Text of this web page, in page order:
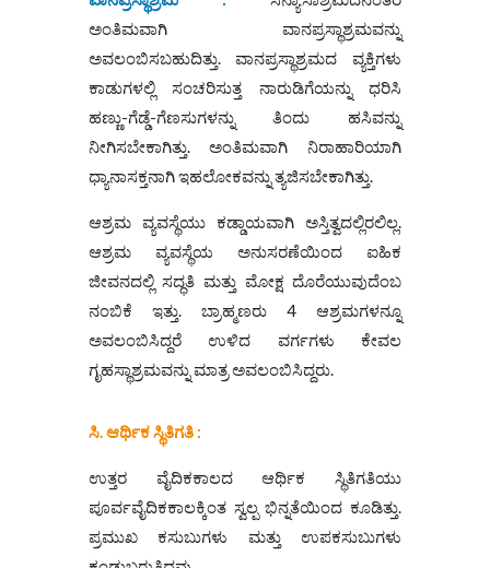
ಅಂತಿಮವಾಗಿ ವಾನಪ್ರಸ್ಥಾಶ್ರಮವನ್ನು
ಅವಲಂಬಿಸಬಹುದಿತ್ತು. ವಾನಪ್ರಸ್ಥಾಶ್ರಮದ ವ್ಯಕ್ತಿಗಳು
ಕಾಡುಗಳಲ್ಲಿ ಸಂಚರಿಸುತ್ತ ನಾರುಡಿಗೆಯನ್ನು ಧರಿಸಿ
ಹಣ್ಣು-ಗೆಡ್ಡೆ-ಗೆಣಸುಗಳನ್ನು ತಿಂದು ಹಸಿವನ್ನು
ನೀಗಿಸಬೇಕಾಗಿತ್ತು. ಅಂತಿಮವಾಗಿ ನಿರಾಹಾರಿಯಾಗಿ
ಧ್ಯಾನಾಸಕ್ತನಾಗಿ ಇಹಲೋಕವನ್ನು ತ್ಯಜಿಸಬೇಕಾಗಿತ್ತು.
ಆಶ್ರಮ ವ್ಯವಸ್ಥೆಯು ಕಡ್ಡಾಯವಾಗಿ ಅಸ್ತಿತ್ವದಲ್ಲಿರಲಿಲ್ಲ.
ಆಶ್ರಮ ವ್ಯವಸ್ಥೆಯ ಅನುಸರಣೆಯಿಂದ ಐಹಿಕ
ಜೀವನದಲ್ಲಿ ಸದ್ಧತಿ ಮತ್ತು ಮೋಕ್ಷ ದೊರೆಯುವುದೆಂಬ
ನಂಬಿಕೆ ಇತ್ತು. ಬ್ರಾಹ್ಮಣರು 4 ಆಶ್ರಮಗಳನ್ನೂ
ಅವಲಂಬಿಸಿದ್ದರೆ ಉಳಿದ ವರ್ಗಗಳು ಕೇವಲ
ಗೃಹಸ್ಥಾಶ್ರಮವನ್ನು ಮಾತ್ರ ಅವಲಂಬಿಸಿದ್ದರು.
ಸಿ. ಆರ್ಥಿಕ ಸ್ಥಿತಿಗತಿ :
ಉತ್ತರ ವೈದಿಕಕಾಲದ ಆರ್ಥಿಕ ಸ್ಥಿತಿಗತಿಯು
ಪೂರ್ವವೈದಿಕಕಾಲಕ್ಕಿಂತ ಸ್ವಲ್ಪ ಭಿನ್ನತೆಯಿಂದ ಕೂಡಿತ್ತು.
ಪ್ರಮುಖ ಕಸುಬುಗಳು ಮತ್ತು ಉಪಕಸುಬುಗಳು